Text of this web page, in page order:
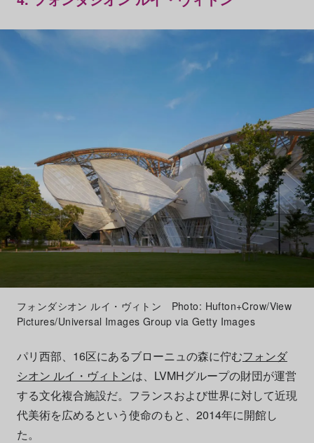
フォンダシオン ルイ・ヴィトン Photo: Hufton+Crow/View
Pictures/Universal Images Group via Getty Images
パリ西部、16区にあるブローニュの森に佇むフォンダ
シオン ルイ・ヴィトンは、LVMHグループの財団が運営
する文化複合施設だ。フランスおよび世界に対して近現
代美術を広めるという使命のもと、2014年に開館し
た。